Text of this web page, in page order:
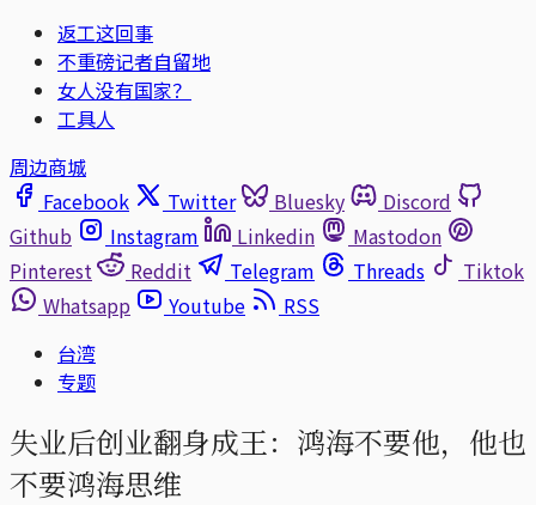
返工这回事
不重磅记者自留地
女人没有国家？
工具人
周边商城
Facebook
Twitter Bluesky
Discord
Github
Instagram Linkedin
Mastodon
Pinterest
Reddit Telegram Threads
Tiktok
Whatsapp
Youtube
RSS
台湾
专题
失业后创业翻身成王：鸿海不要他，他也
不要鸿海思维